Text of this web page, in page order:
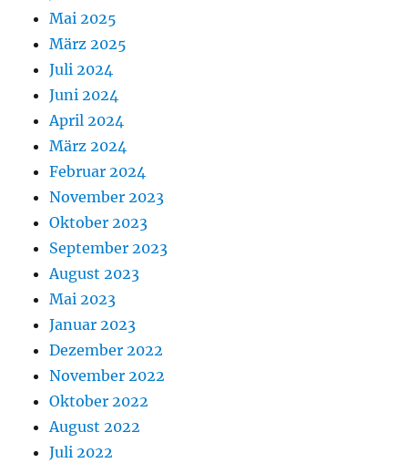
Mai 2025
März 2025
Juli 2024
Juni 2024
April 2024
März 2024
Februar 2024
November 2023
Oktober 2023
September 2023
August 2023
Mai 2023
Januar 2023
Dezember 2022
November 2022
Oktober 2022
August 2022
Juli 2022